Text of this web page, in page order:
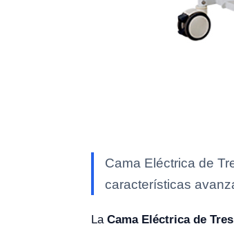
Cama Eléctrica de
características
La Cama Eléctrica de